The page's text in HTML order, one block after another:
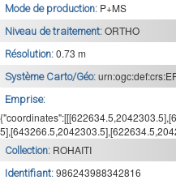
Mode de production: P+MS
Niveau de traitement: ORTHO
Résolution: 0.73 m
Système Carto/Géo:
Emprise:
Collection: ROHAITI
Identifiant: 986243988342816